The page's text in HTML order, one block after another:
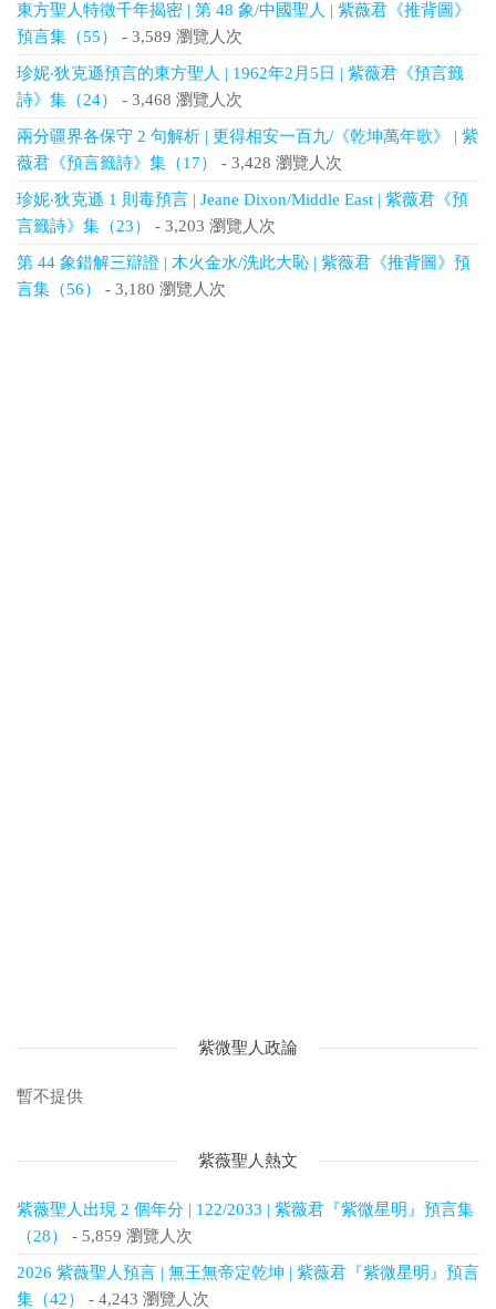
東方聖人特徵千年揭密 | 第 48 象/中國聖人 | 紫薇君《推背圖》
預言集（55）
- 3,589 瀏覽人次
珍妮‧狄克遜預言的東方聖人 | 1962年2月5日 | 紫薇君《預言籤
詩》集（24）
- 3,468 瀏覽人次
兩分疆界各保守 2 句解析 | 更得相安一百九/《乾坤萬年歌》 | 紫
薇君《預言籤詩》集（17）
- 3,428 瀏覽人次
珍妮‧狄克遜 1 則毒預言 | Jeane Dixon/Middle East | 紫薇君《預
言籤詩》集（23）
- 3,203 瀏覽人次
第 44 象錯解三辯證 | 木火金水/洗此大恥 | 紫薇君《推背圖》預
言集（56）
- 3,180 瀏覽人次
紫微聖人政論
暫不提供
紫薇聖人熱文
紫薇聖人出現 2 個年分 | 122/2033 | 紫薇君『紫微星明』預言集
（28）
- 5,859 瀏覽人次
2026 紫薇聖人預言 | 無王無帝定乾坤 | 紫薇君『紫微星明』預言
集（42）
- 4,243 瀏覽人次